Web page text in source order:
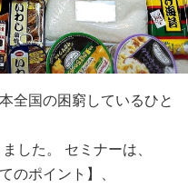
全国の困窮しているひと
した。 セミナーは、
のポイント】、